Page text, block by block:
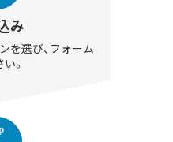
み
を選び、フォーム
。